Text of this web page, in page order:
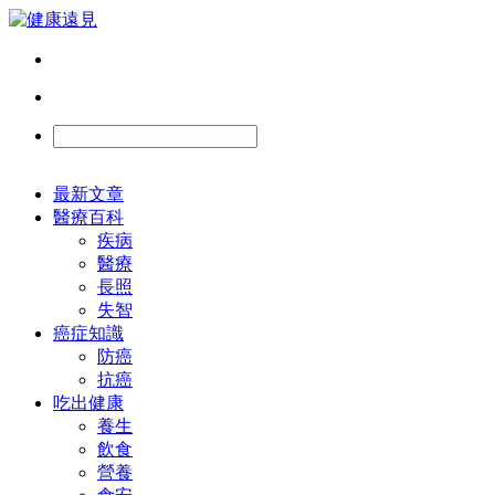
最新文章
醫療百科
疾病
醫療
長照
失智
癌症知識
防癌
抗癌
吃出健康
養生
飲食
營養